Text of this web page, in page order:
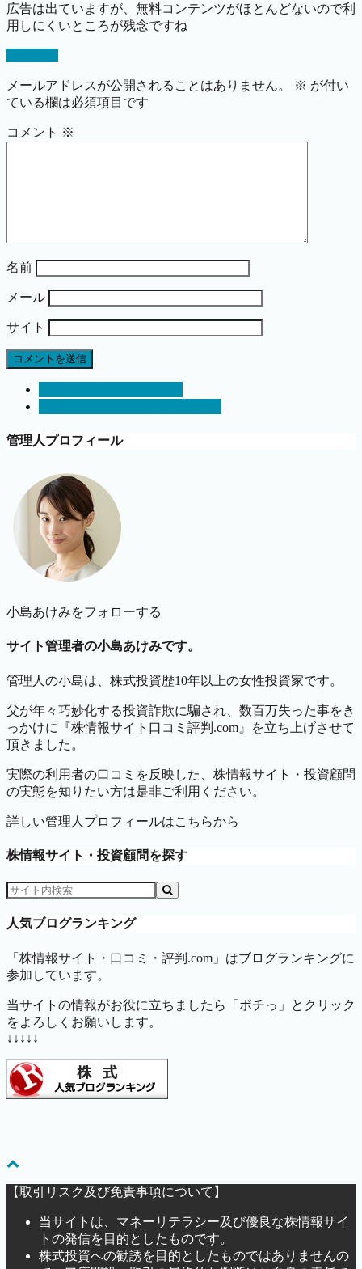
広告は出ていますが、無料コンテンツがほとんどないので利
用しにくいところが残念ですね
メールアドレスが公開されることはありません。 ※ が付い
ている欄は必須項目です
コメント ※
名前
メール
サイト
管理人プロフィール
小島あけみをフォローする
サイト管理者の小島あけみです。
管理人の小島は、株式投資歴10年以上の女性投資家です。
父が年々巧妙化する投資詐欺に騙され、数百万失った事をき
っかけに『株情報サイト口コミ評判.com』を立ち上げさせて
頂きました。
実際の利用者の口コミを反映した、株情報サイト・投資顧問
の実態を知りたい方は是非ご利用ください。
詳しい管理人プロフィールはこちらから
株情報サイト・投資顧問を探す
人気ブログランキング
「株情報サイト・口コミ・評判.com」はブログランキングに
参加しています。
当サイトの情報がお役に立ちましたら「ポチっ」とクリック
をよろしくお願いします。
↓↓↓↓↓
トの発信を目的としたものです。
株式投資への勧誘を目的としたものではありませんの
で、口座開設・取引の最終的な判断はご自身の責任で